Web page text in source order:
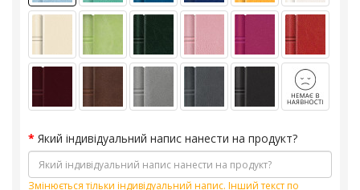
Який індивідуальний напис нанести на продукт?
Змінюється тільки індивідуальний напис. Інший текст по